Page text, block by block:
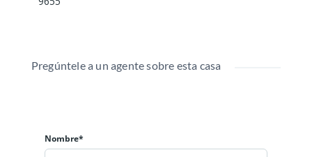
Pregúntele a un agente sobre esta casa
Nombre*